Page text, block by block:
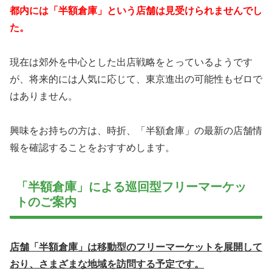
都内には「半額倉庫」という店舗は見受けられませんでし
た。
現在は郊外を中心とした出店戦略をとっているようです
が、将来的には人気に応じて、東京進出の可能性もゼロで
はありません。
興味をお持ちの方は、時折、「半額倉庫」の最新の店舗情
報を確認することをおすすめします。
「半額倉庫」による巡回型フリーマーケッ
トのご案内
店舗「半額倉庫」は移動型のフリーマーケットを展開して
おり、さまざまな地域を訪問する予定です。